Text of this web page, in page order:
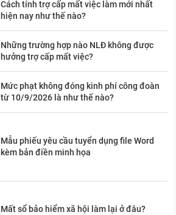
Cách tính trợ cấp mất việc làm mới nhất
hiện nay như thế nào?
Những trường hợp nào NLĐ không được
hưởng trợ cấp mất việc?
Mức phạt không đóng kinh phí công đoàn
từ 10/9/2026 là như thế nào?
Mẫu phiếu yêu cầu tuyển dụng file Word
kèm bản điền minh họa
Mất sổ bảo hiểm xã hội làm lại ở đâu?